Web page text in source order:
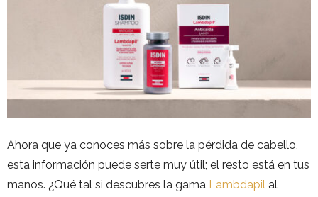
Ahora que ya conoces más sobre la pérdida de cabello,
esta información puede serte muy útil; el resto está en tus
manos. ¿Qué tal si descubres la gama Lambdapil al